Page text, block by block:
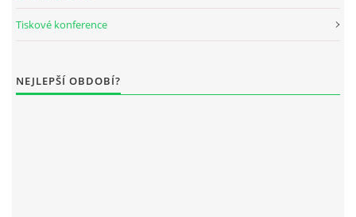
KALENDÁŘ 1971 - 79
Tiskové konference
NEJLEPŠÍ OBDOBÍ?